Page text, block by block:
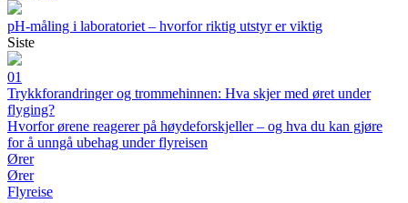
pH-måling i laboratoriet – hvorfor riktig utstyr er viktig
Siste
01
Trykkforandringer og trommehinnen: Hva skjer med øret under
flyging?
Hvorfor ørene reagerer på høydeforskjeller – og hva du kan gjøre
for å unngå ubehag under flyreisen
Ører
Ører
Flyreise